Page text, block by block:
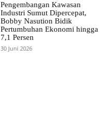
Pengembangan Kawasan
Industri Sumut Dipercepat,
Bobby Nasution Bidik
Pertumbuhan Ekonomi hingga
7,1 Persen
30 Juni 2026